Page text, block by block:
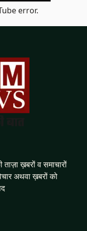
error.
ख़बरों व समाचारों
अथवा ख़बरों को